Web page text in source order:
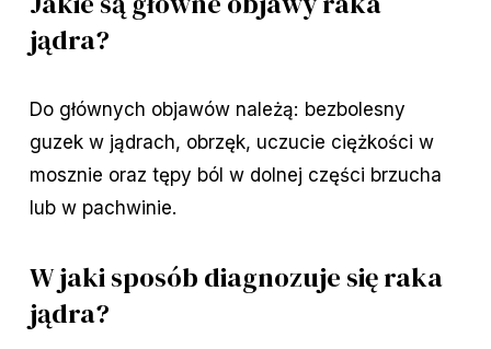
jądra?
Do głównych objawów należą: bezbolesny
guzek w jądrach, obrzęk, uczucie ciężkości w
mosznie oraz tępy ból w dolnej części brzucha
lub w pachwinie.
W jaki sposób diagnozuje się raka
jądra?